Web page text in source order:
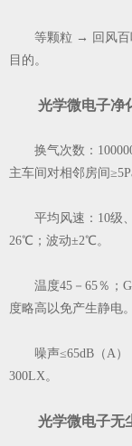
等颗粒 → 回风百
目的。
光学微电子净
换气次数：100000
主车间对相邻房间
平均风速：10级、
26℃；波动±2℃。
温度45－65％；
度略高以免产生静电。
噪声≤65dB（A）
300LX。
光学微电子无